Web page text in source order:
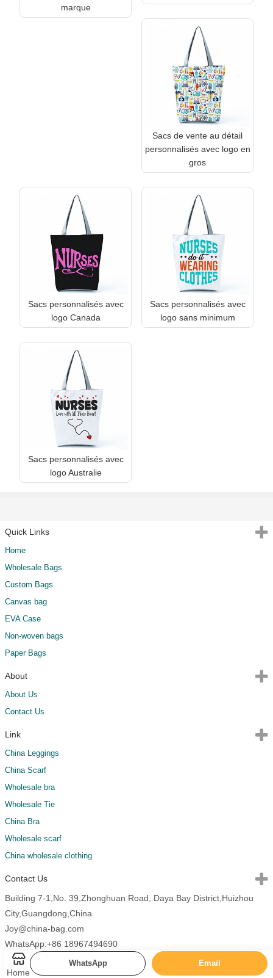
marque
Sacs de vente au détail
personnalisés avec logo en
gros
Sacs personnalisés avec
logo Canada
Sacs personnalisés avec
logo sans minimum
Sacs personnalisés avec
logo Australie
Quick Links
Home
Wholesale Bags
Custom Bags
Canvas bag
EVA Case
Non-woven bags
Paper Bags
About
About Us
Contact Us
Link
China Leggings
China Scarf
Wholesale bra
Wholesale Tie
China Bra
Wholesale scarf
China wholesale clothing
Contact Us
Building 7-1,No. 39,Zhonghuan Road, Daya Bay District,Huizhou
City,Guangdong,China
Joy@china-bag.com
WhatsApp:+86 18967494690
Copyright 2026 China Bags All Rights Reserved.
Home
WhatsApp Email